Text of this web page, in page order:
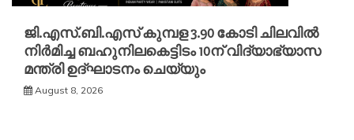
ജി.എസ്.ബി.എസ് കുമ്പള 3.90 കോടി ചിലവിൽ
നിർമിച്ച ബഹുനിലകെട്ടിടം 10ന് വിദ്യാഭ്യാസ
മന്ത്രി ഉദ്ഘാടനം ചെയ്യും
August 8, 2026